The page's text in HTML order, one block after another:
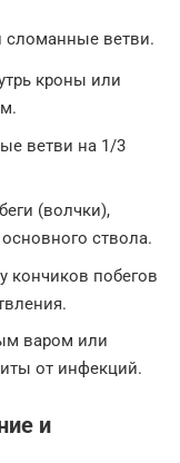
сломанные ветви.
кроны или
ветви на 1/3
(волчки),
ствола.
кончиков побегов
варом или
от инфекций.
и